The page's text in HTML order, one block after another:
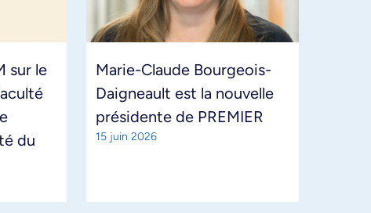
sur le
du
Marie-Claude Bourgeois-
Daigneault est la nouvelle
présidente de PREMIER
15 juin 2026